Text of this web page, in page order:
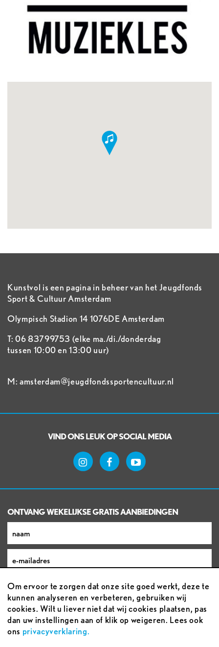
Kunstvol is een pagina in beheer van het Jeugdfonds
Sport & Cultuur Amsterdam
Olympisch Stadion 14 1076DE Amsterdam
T: 06 83799753 (elke ma./di./donderdag
tussen 10:00 en 13:00 uur)
M: amsterdam@jeugdfondssportencultuur.nl
VIND ONS LEUK OP SOCIAL MEDIA
ONTVANG WEKELIJKSE GRATIS AANBIEDINGEN
Om ervoor te zorgen dat onze site goed werkt, deze te
kunnen analyseren en verbeteren, gebruiken wij
cookies. Wilt u liever niet dat wij cookies plaatsen, pas
dan uw instellingen aan of klik op weigeren. Lees ook
ons privacyverklaring.